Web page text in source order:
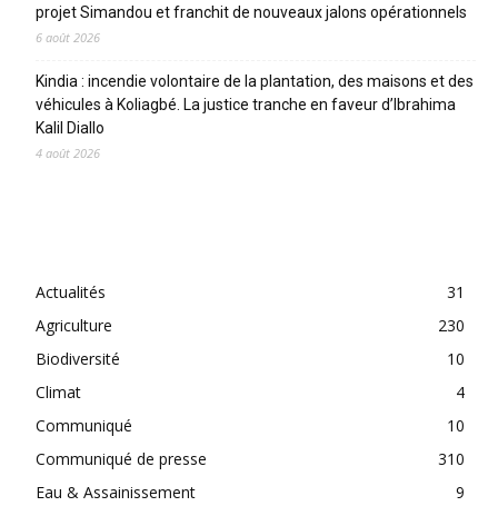
projet Simandou et franchit de nouveaux jalons opérationnels
6 août 2026
Kindia : incendie volontaire de la plantation, des maisons et des
véhicules à Koliagbé. La justice tranche en faveur d’Ibrahima
Kalil Diallo
4 août 2026
Actualités
31
Agriculture
230
Biodiversité
10
Climat
4
Communiqué
10
Communiqué de presse
310
Eau & Assainissement
9